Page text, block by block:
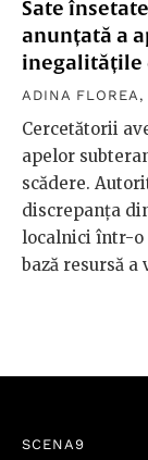
Sate
anunțată a
inegalitățile
ADINA FLOREA ,
Cercetătorii
apelor
scădere.
discrepanța
localnici într-o
bază resursă a
SCENA9